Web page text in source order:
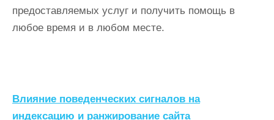
предоставляемых услуг и получить помощь в
любое время и в любом месте.
Н
Влияние поведенческих сигналов на
индексацию и ранжирование сайта